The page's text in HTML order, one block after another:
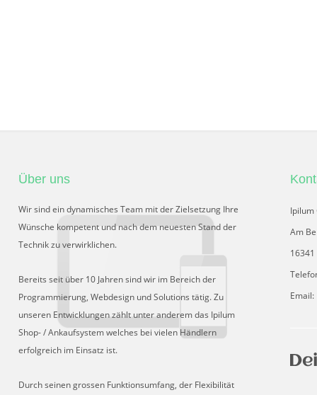
Über uns
Wir sind ein dynamisches Team mit der Zielsetzung Ihre
Wünsche kompetent und nach dem neuesten Stand der
Technik zu verwirklichen.
Bereits seit über 10 Jahren sind wir im Bereich der
Programmierung, Webdesign und Solutions tätig. Zu
unseren Entwicklungen zählt unter anderem das Ipilum
Shop- / Ankaufsystem welches bei vielen Händlern
erfolgreich im Einsatz ist.
Durch seinen grossen Funktionsumfang, der Flexibilität
Ipilum
Am